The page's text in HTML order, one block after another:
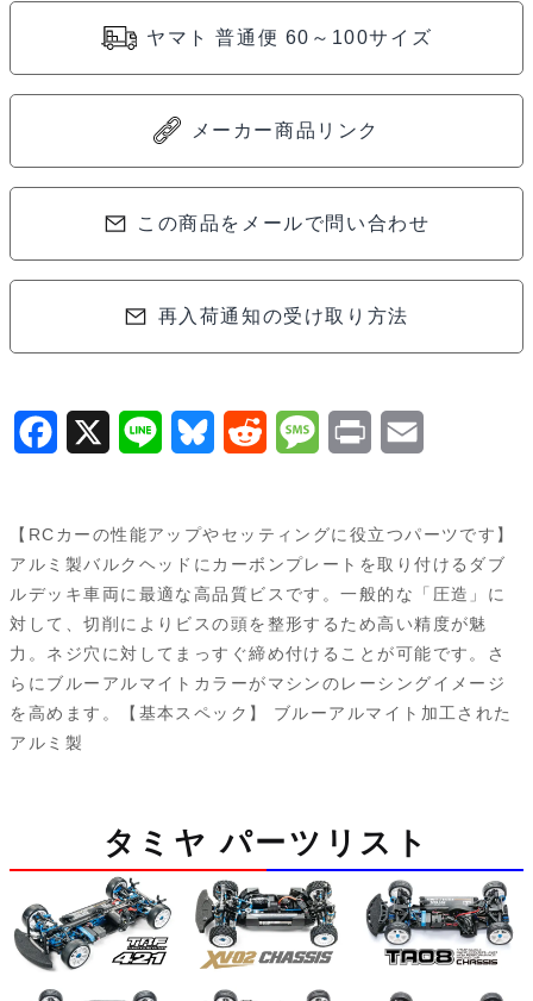
六
ビ
（ブ
ー・
5
個
ヤマト 普通便 60～100サイズ
メーカー商品リンク
この商品をメールで問い合わせ
再入荷通知の受け取り方法
e
b
o
o
k
X
e
B
e
s
k
y
R
d
i
t
M
s
a
g
e
P
n
t
i
【RCカーの性能アップやセッティングに役立つパーツです】
アルミ製バルクヘッドにカーボンプレートを取り付けるダブ
ルデッキ車両に最適な高品質ビスです。一般的な「圧造」に
対して、切削によりビスの頭を整形するため高い精度が魅
力。ネジ穴に対してまっすぐ締め付けることが可能です。さ
らにブルーアルマイトカラーがマシンのレーシングイメージ
を高めます。【基本スペック】 ブルーアルマイト加工された
アルミ製
タミヤ パーツリスト